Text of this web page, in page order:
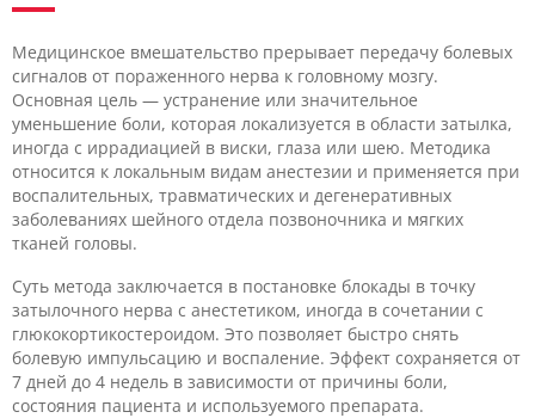
Медицинское вмешательство прерывает передачу болевых
сигналов от пораженного нерва к головному мозгу.
Основная цель — устранение или значительное
уменьшение боли, которая локализуется в области затылка,
иногда с иррадиацией в виски, глаза или шею. Методика
относится к локальным видам анестезии и применяется при
воспалительных, травматических и дегенеративных
заболеваниях шейного отдела позвоночника и мягких
тканей головы.
Суть метода заключается в постановке блокады в точку
затылочного нерва с анестетиком, иногда в сочетании с
глюкокортикостероидом. Это позволяет быстро снять
болевую импульсацию и воспаление. Эффект сохраняется от
7 дней до 4 недель в зависимости от причины боли,
состояния пациента и используемого препарата.